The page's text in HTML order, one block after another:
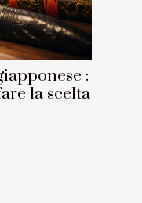
:
la scelta